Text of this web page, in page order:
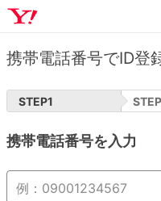
携帯電話番号でID登
STEP1
携帯電話番号を入力